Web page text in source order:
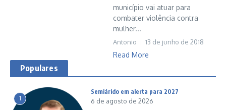
município vai atuar para
combater violência contra
mulher...
Antonio 13 de junho de 2018
Read More
Populares
1
Semiárido em alerta para 2027
6 de agosto de 2026